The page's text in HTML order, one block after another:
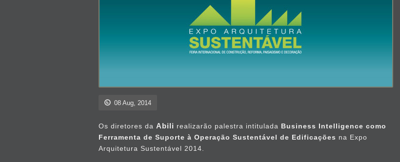
08 Aug, 2014
Os diretores da Abili realizarão palestra intitulada Business Intelligence como
Ferramenta de Suporte à Operação Sustentável de Edificações na Expo
Arquitetura Sustentável 2014.